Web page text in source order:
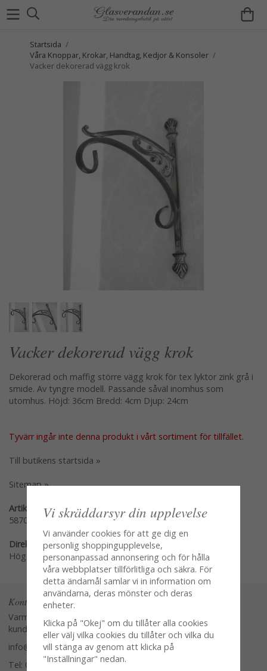
Startsida /
Våra Knoppar, Krokar, Handtag, Kedjor & Konsoler /
Vacker dekorerad vägg krok
Vacker dekorerad vägg krok
Dekorerad och maffig större vägg krok för tex lyktor zink grå i
smide. Av tyngre modell. Passande såväl inomhus som
utomhus. Höjd: 36cm Bredd: 4cm Djup: 24cm
Tyvärr ingår inte denna produkt i vårt sortiment för tillfället.
Till butikens startsida »
Sitemap »
Artikelnummer:
58707
Direktlänk:
Högerklicka och kopiera adressen
Kontakta oss
Varmt välkommen att kontakta vår
kundtjänst.
info@glasverandan.se
Tel: 079-3495968
Vi skräddarsyr din upplevelse
Vi använder cookies för att ge dig en
personlig shoppingupplevelse,
personanpassad annonsering och för hålla
våra webbplatser tillförlitliga och säkra. För
detta ändamål samlar vi in information om
användarna, deras mönster och deras
enheter.
Klicka på "Okej" om du tillåter alla cookies
eller välj vilka cookies du tillåter och vilka du
vill stänga av genom att klicka på
"Inställningar" nedan.